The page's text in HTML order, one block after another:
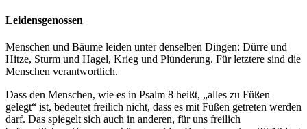
Leidensgenossen
Menschen und Bäume leiden unter denselben Dingen: Dürre und
Hitze, Sturm und Hagel, Krieg und Plünderung. Für letztere sind die
Menschen verantwortlich.
Dass den Menschen, wie es in Psalm 8 heißt, „alles zu Füßen
gelegt“ ist, bedeutet freilich nicht, dass es mit Füßen getreten werden
darf. Das spiegelt sich auch in anderen, für uns freilich